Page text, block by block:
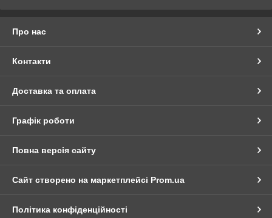
Про нас
Контакти
Доставка та оплата
Графік роботи
Повна версія сайту
Сайт створено на маркетплейсі Prom.ua
Політика конфіденційності